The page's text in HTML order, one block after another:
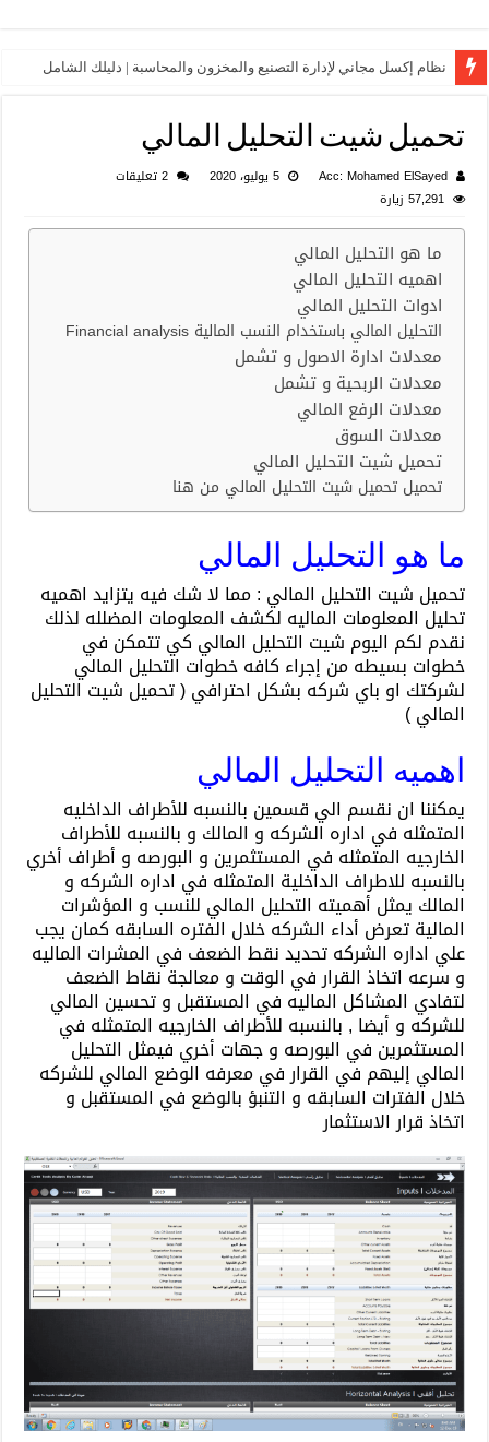
نظام إكسل مجاني لإدارة التصنيع والمخزون والمحاسبة | دليلك الشامل
تحميل شيت التحليل المالي
Acc: Mohamed ElSayed 5 يوليو، 2020
2 تعليقات
57,291 زيارة
ما هو التحليل المالي
اهميه التحليل المالي
ادوات التحليل المالي
التحليل المالي باستخدام النسب المالية Financial analysis
معدلات ادارة الاصول و تشمل
معدلات الربحية و تشمل
معدلات الرفع المالي
معدلات السوق
تحميل شيت التحليل المالي
تحميل تحميل شيت التحليل المالي من هنا
ما هو التحليل المالي
تحميل شيت التحليل المالي : مما لا شك فيه يتزايد اهميه
تحليل المعلومات الماليه لكشف المعلومات المضلله لذلك
نقدم لكم اليوم شيت التحليل المالي كي تتمكن في
خطوات بسيطه من إجراء كافه خطوات التحليل المالي
لشركتك او باي شركه بشكل احترافي ( تحميل شيت التحليل
المالي )
اهميه التحليل المالي
يمكننا ان نقسم الي قسمين بالنسبه للأطراف الداخليه
المتمثله في اداره الشركه و المالك و بالنسبه للأطراف
الخارجيه المتمثله في المستثمرين و البورصه و أطراف أخري
بالنسبه للاطراف الداخلية المتمثله في اداره الشركه و
المالك يمثل أهميته التحليل المالي للنسب و المؤشرات
المالية تعرض أداء الشركه خلال الفتره السابقه كمان يجب
علي اداره الشركه تحديد نقط الضعف في المشرات الماليه
و سرعه اتخاذ القرار في الوقت و معالجة نقاط الضعف
لتفادي المشاكل الماليه في المستقبل و تحسين المالي
للشركه و أيضا , بالنسبه للأطراف الخارجيه المتمثله في
المستثمرين في البورصه و جهات أخري فيمثل التحليل
المالي إليهم في القرار في معرفه الوضع المالي للشركه
خلال الفترات السابقه و التنبؤ بالوضع في المستقبل و
اتخاذ قرار الاستثمار